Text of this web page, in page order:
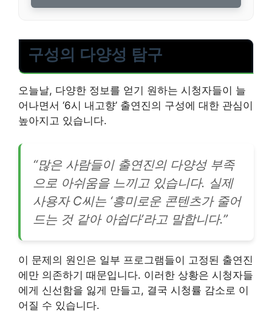
구성의 다양성 탐구
오늘날, 다양한 정보를 얻기 원하는 시청자들이 늘
어나면서 ‘6시 내고향’ 출연진의 구성에 대한 관심이
높아지고 있습니다.
“많은 사람들이 출연진의 다양성 부족
으로 아쉬움을 느끼고 있습니다. 실제
사용자 C씨는 ‘흥미로운 콘텐츠가 줄어
드는 것 같아 아쉽다’라고 말합니다.”
이 문제의 원인은 일부 프로그램들이 고정된 출연진
에만 의존하기 때문입니다. 이러한 상황은 시청자들
에게 신선함을 잃게 만들고, 결국 시청률 감소로 이
어질 수 있습니다.